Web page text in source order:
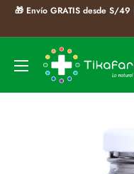
contenido
🎁 Envío GRATIS desde S/
Tikafarma